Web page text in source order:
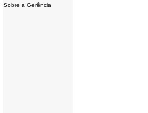
Sobre a Gerência